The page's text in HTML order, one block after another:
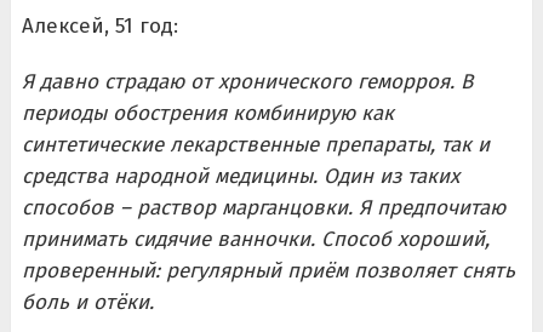
Алексей, 51 год:
Я давно страдаю от хронического геморроя. В
периоды обострения комбинирую как
синтетические лекарственные препараты, так и
средства народной медицины. Один из таких
способов – раствор марганцовки. Я предпочитаю
принимать сидячие ванночки. Способ хороший,
проверенный: регулярный приём позволяет снять
боль и отёки.